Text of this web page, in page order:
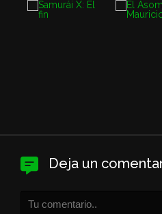
Deja un